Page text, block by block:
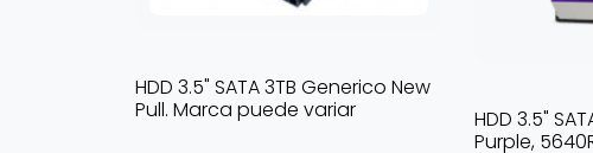
HDD 3.5" SATA 3TB Generico New
Pull. Marca puede variar
HDD 3.5"
Purple,